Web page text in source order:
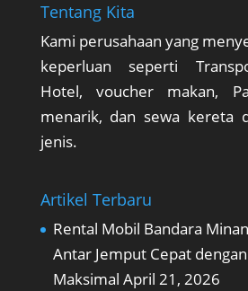
Tentang Kita
Kami perusahaan yang
keperluan seperti
Hotel, voucher makan,
menarik, dan sewa kereta
jenis.
Artikel Terbaru
Rental Mobil Bandara
Antar Jemput Cepat
Maksimal April 21, 2026